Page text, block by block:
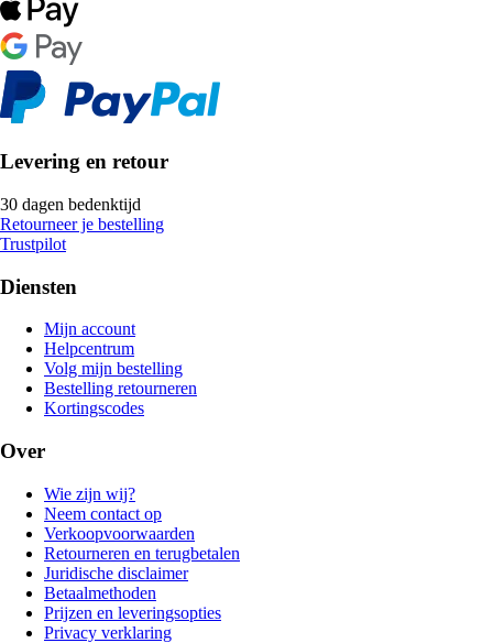
Levering en retour
30 dagen bedenktijd
Retourneer je bestelling
Trustpilot
Diensten
Mijn account
Helpcentrum
Volg mijn bestelling
Bestelling retourneren
Kortingscodes
Over
Wie zijn wij?
Neem contact op
Verkoopvoorwaarden
Retourneren en terugbetalen
Juridische disclaimer
Betaalmethoden
Prijzen en leveringsopties
Privacy verklaring